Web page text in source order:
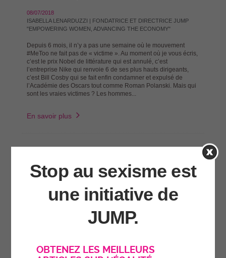
08/07/2018
ISABELLA LENARDUZZI | FONDATRICE ET DIRECTRICE JUMP
"EMPOWERING WOMEN, ADVANCING THE ECONOMY"
Depuis 6 mois, il n’y a pas une semaine où le mouvement
#MeToo ne fait pas de « victime ». Au moment où je vous écris,
c’est le prix Nobel de littérature qui est annulé, c’est
l’entreprise Nike qui renvoie 6 de ses plus hauts dirigeants,
c’est Bill Cosby qui se fait enfin condamner et expulsé de
l’Académie des Oscars tout comme Roman Polanski. Mais qui
sont les vraies victimes ? Les hommes...
En savoir plus
Stop au sexisme est
une initiative de
JUMP.